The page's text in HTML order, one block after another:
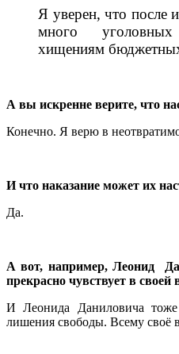
Я уверен, что после
много
хищениям
А вы искренне верите, что
Конечно. Я верю в
И что наказание может их
Да.
А вот, например, Леонид
прекрасно чувствует в
И Леонида Даниловича тоже
лишения свободы. Всему своё